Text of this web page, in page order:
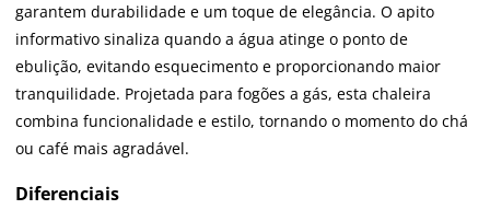
garantem durabilidade e um toque de elegância. O apito
informativo sinaliza quando a água atinge o ponto de
ebulição, evitando esquecimento e proporcionando maior
tranquilidade. Projetada para fogões a gás, esta chaleira
combina funcionalidade e estilo, tornando o momento do chá
ou café mais agradável.
Diferenciais